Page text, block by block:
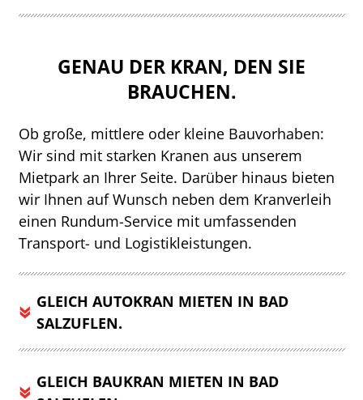
GENAU DER KRAN, DEN SIE
BRAUCHEN.
Ob große, mittlere oder kleine Bauvorhaben:
Wir sind mit starken Kranen aus unserem
Mietpark an Ihrer Seite. Darüber hinaus bieten
wir Ihnen auf Wunsch neben dem Kranverleih
einen Rundum-Service mit umfassenden
Transport- und Logistikleistungen.
GLEICH AUTOKRAN MIETEN IN BAD
SALZUFLEN.
GLEICH BAUKRAN MIETEN IN BAD